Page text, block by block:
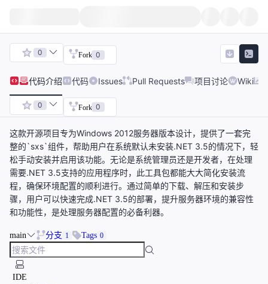
0 Fork 0
代码介绍 代码 Issues Pull Requests 项目讨论 Wiki
0 Fork 0
这款开源项目专为Windows 2012服务器版本设计，提供了一套完
整的`sxs`组件，帮助用户在系统默认未安装.NET 3.5的情况下，轻
松手动安装并启用该功能。无论是系统管理员还是开发者，在处理
需要.NET 3.5支持的应用程序时，此工具包都能大大简化安装流
程，确保环境配置的顺利进行。通过简单的下载、解压和安装步
骤，用户可以快速完成.NET 3.5的部署，提升服务器环境的兼容性
和功能性，是处理服务器配置的必备利器。
main 分支 1 Tags 0
IDE